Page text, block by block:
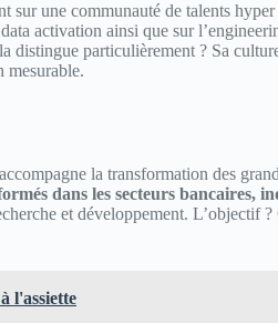
une communauté de talents
activation ainsi que sur
distingue particulièrement ? Sa
mesurable.​
la transformation des
dans les secteurs bancaires,
et développement. L’objectif
l'assiette